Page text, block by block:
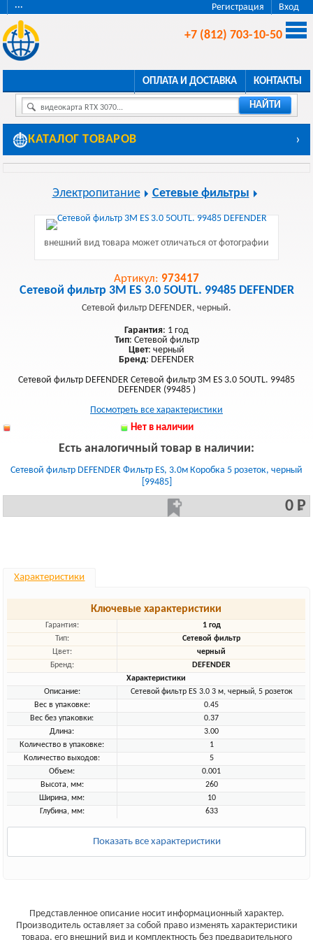
Регистрация Вход
···
+7 (812) 703-10-50
ОПЛАТА И ДОСТАВКА КОНТАКТЫ
видеокарта RTX 3070... НАЙТИ
КАТАЛОГ ТОВАРОВ ›
Электропитание Сетевые фильтры
внешний вид товара может отличаться от фотографии
Артикул: 973417
Сетевой фильтр 3M ES 3.0 5OUTL. 99485 DEFENDER
Сетевой фильтр DEFENDER, черный.
Гарантия: 1 год
Тип: Сетевой фильтр
Цвет: черный
Бренд: DEFENDER
Сетевой фильтр DEFENDER Сетевой фильтр 3M ES 3.0 5OUTL. 99485
DEFENDER (99485 )
Посмотреть все характеристики
Нет в наличии
Есть аналогичный товар в наличии:
Сетевой фильтр DEFENDER Фильтр ES, 3.0м Коробка 5 розеток, черный
[99485]
0 Р
Характеристики
Ключевые характеристики
Гарантия:
1 год
Тип:
Сетевой фильтр
Цвет:
черный
Бренд:
DEFENDER
Характеристики
Описание:
Сетевой фильтр ES 3.0 3 м, черный, 5 розеток
Вес в упаковке:
0.45
Вес без упаковки:
0.37
Длина:
3.00
Количество в упаковке:
1
Количество выходов:
5
Объем:
0.001
Высота, мм:
260
Ширина, мм:
10
Глубина, мм:
633
Показать все характеристики
Представленное описание носит информационный характер.
Производитель оставляет за собой право изменять характеристики
товара, его внешний вид и комплектность без предварительного